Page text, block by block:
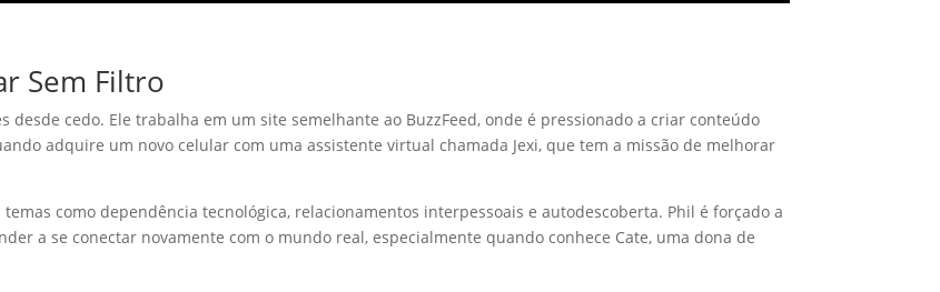
Sem Filtro
desde cedo. Ele trabalha em um site semelhante ao BuzzFeed, onde é pressionado a criar conteúdo
adquire um novo celular com uma assistente virtual chamada Jexi, que tem a missão de melhorar
como dependência tecnológica, relacionamentos interpessoais e autodescoberta. Phil é forçado a
a se conectar novamente com o mundo real, especialmente quando conhece Cate, uma dona de